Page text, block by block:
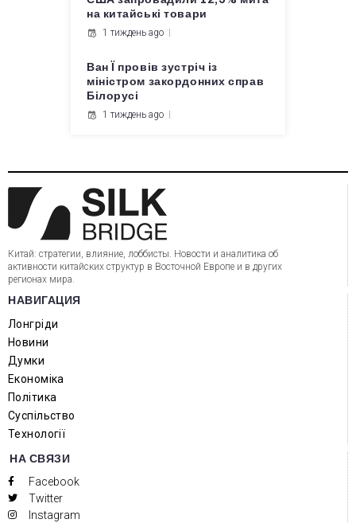
на китайські товари
1 тиждень ago
Ван Ї провів зустріч із
міністром закордонних справ
Білорусі
1 тиждень ago
Китай: стратегии, влияние, лоббисты. Новости и аналитика об
активности китайских структур в Восточной Европе и в других
регионах мира.
НАВИГАЦИЯ
Лонгріди
Новини
Думки
Економіка
Політика
Суспільство
Технології
НА СВЯЗИ
Facebook
Twitter
Instagram